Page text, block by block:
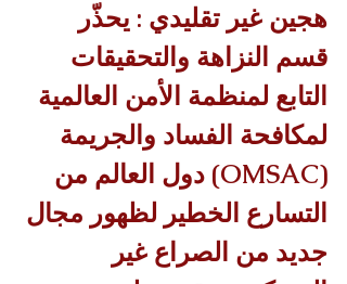
هجين غير تقليدي : يحذّر
قسم النزاهة والتحقيقات
التابع لمنظمة الأمن العالمية
لمكافحة الفساد والجريمة
(OMSAC) دول العالم من
التسارع الخطير لظهور مجال
جديد من الصراع غير